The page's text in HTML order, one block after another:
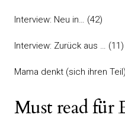
Interview: Neu in… (42)
Interview: Zurück aus … (11)
Mama denkt (sich ihren Teil)
Must read für